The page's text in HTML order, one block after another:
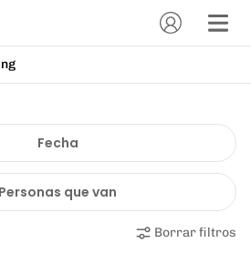
Fecha
Personas que van
Borrar filtros